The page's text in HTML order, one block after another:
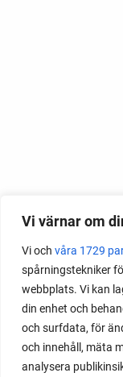
Vi värnar om
Vi och våra 1729
spårningstekniker
webbplats. Vi kan
din enhet och
och surfdata, för
och innehåll, mäta
analysera